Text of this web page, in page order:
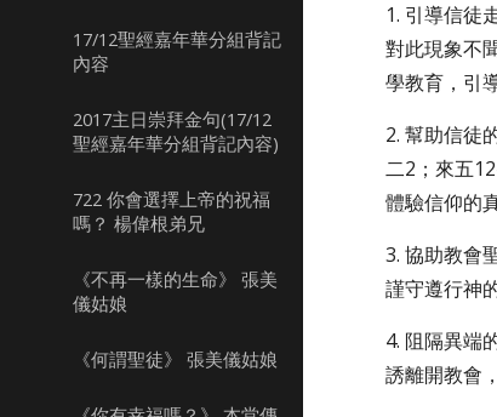
17/12聖經嘉年華分組背記
內容
2017主日崇拜金句(17/12
聖經嘉年華分組背記內容)
722 你會選擇上帝的祝福
嗎？ 楊偉根弟兄
《不再一樣的生命》 張美
儀姑娘
《何謂聖徒》 張美儀姑娘
1. 引導信徒
對此現象不
學教育，引
2. 幫助信徒
二2；來五
體驗信仰的
3. 協助教會
謹守遵行神
4. 阻隔異端
誘離開教會